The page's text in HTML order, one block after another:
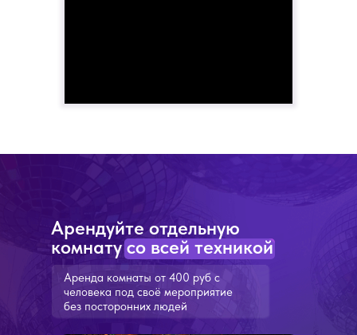
Аренда комнаты от 400 руб с
человека под своё мероприятие
без посторонних людей
Арендуйте отдельную
комнату со всей техникой